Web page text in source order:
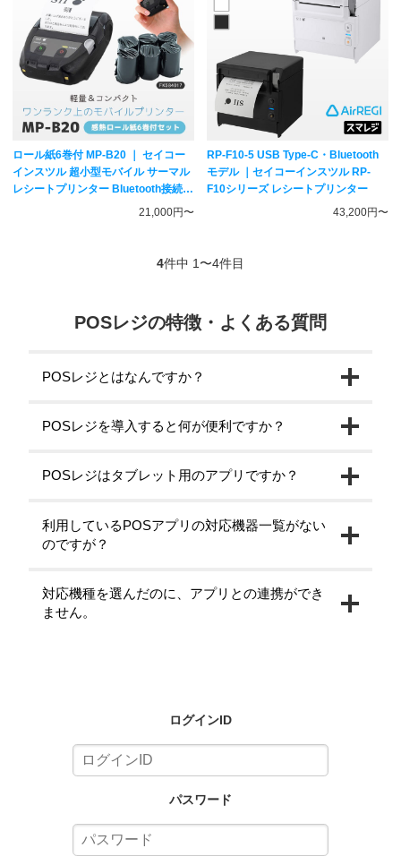
ロール紙6巻付 MP-B20 ｜ セイコー
インスツル 超小型モバイル サーマル
レシートプリンター Bluetooth接続
｜ スマレジ・エアレジ・STORESレ
21,000円〜
RP-F10-5 USB Type-C・Bluetooth
モデル ｜セイコーインスツル RP-
F10シリーズ レシートプリンター
43,200円〜
4件中 1〜4件目
POSレジの特徴・よくある質問
POSレジとはなんですか？
POSレジを導入すると何が便利ですか？
POSレジはタブレット用のアプリですか？
利用しているPOSアプリの対応機器一覧がない
のですが？
対応機種を選んだのに、アプリとの連携ができ
ません。
ログインID
パスワード